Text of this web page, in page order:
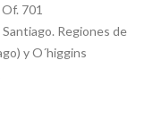
701
Regiones de
y O´higgins